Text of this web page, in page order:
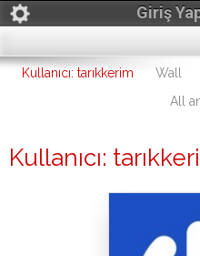
Giriş
Kullanıcı: tarıkkerim Wall
All
Kullanıcı: